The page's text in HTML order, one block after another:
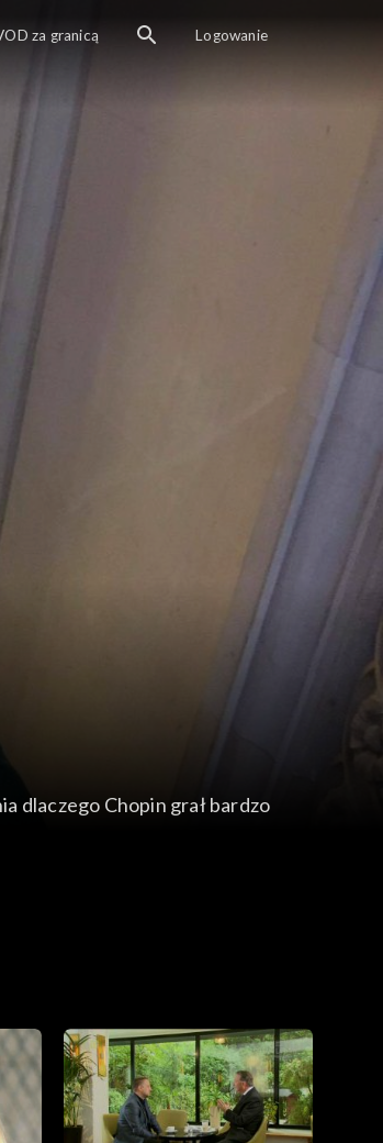
dlaczego Chopin grał bardzo
za granicą Logowanie